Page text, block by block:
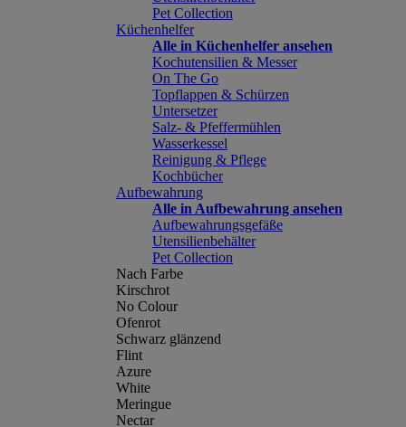
Pet Collection
Küchenhelfer
Alle in Küchenhelfer ansehen
Kochutensilien & Messer
On The Go
Topflappen & Schürzen
Untersetzer
Salz- & Pfeffermühlen
Wasserkessel
Reinigung & Pflege
Kochbücher
Aufbewahrung
Alle in Aufbewahrung ansehen
Aufbewahrungsgefäße
Utensilienbehälter
Pet Collection
Nach Farbe
Kirschrot
No Colour
Ofenrot
Schwarz glänzend
Flint
Azure
White
Meringue
Nectar